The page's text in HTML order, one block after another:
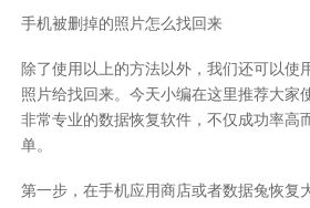
手机被删掉的照片怎么找回来
除了使用以上的方法以外，我们还可以使
照片给找回来。今天小编在这里推荐大家
非常专业的数据恢复软件，不仅成功率高
单。
第一步，在手机应用商店或者数据兔恢复